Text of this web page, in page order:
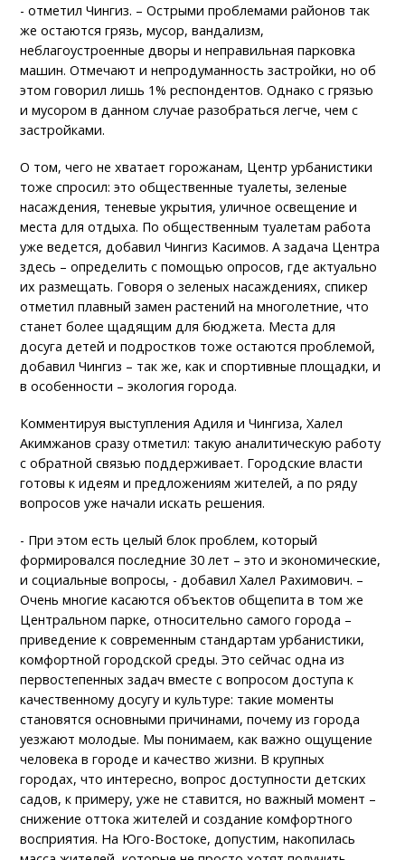
- отметил Чингиз. – Острыми проблемами районов так
же остаются грязь, мусор, вандализм,
неблагоустроенные дворы и неправильная парковка
машин. Отмечают и непродуманность застройки, но об
этом говорил лишь 1% респондентов. Однако с грязью
и мусором в данном случае разобраться легче, чем с
застройками.
О том, чего не хватает горожанам, Центр урбанистики
тоже спросил: это общественные туалеты, зеленые
насаждения, теневые укрытия, уличное освещение и
места для отдыха. По общественным туалетам работа
уже ведется, добавил Чингиз Касимов. А задача Центра
здесь – определить с помощью опросов, где актуально
их размещать. Говоря о зеленых насаждениях, спикер
отметил плавный замен растений на многолетние, что
станет более щадящим для бюджета. Места для
досуга детей и подростков тоже остаются проблемой,
добавил Чингиз – так же, как и спортивные площадки, и
в особенности – экология города.
Комментируя выступления Адиля и Чингиза, Халел
Акимжанов сразу отметил: такую аналитическую работу
с обратной связью поддерживает. Городские власти
готовы к идеям и предложениям жителей, а по ряду
вопросов уже начали искать решения.
- При этом есть целый блок проблем, который
формировался последние 30 лет – это и экономические,
и социальные вопросы, - добавил Халел Рахимович. –
Очень многие касаются объектов общепита в том же
Центральном парке, относительно самого города –
приведение к современным стандартам урбанистики,
комфортной городской среды. Это сейчас одна из
первостепенных задач вместе с вопросом доступа к
качественному досугу и культуре: такие моменты
становятся основными причинами, почему из города
уезжают молодые. Мы понимаем, как важно ощущение
человека в городе и качество жизни. В крупных
городах, что интересно, вопрос доступности детских
садов, к примеру, уже не ставится, но важный момент –
снижение оттока жителей и создание комфортного
восприятия. На Юго-Востоке, допустим, накопилась